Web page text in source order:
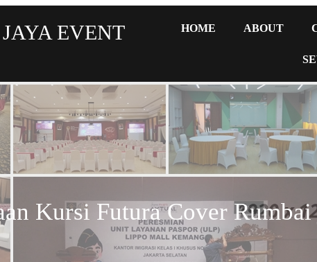
EVENT HOME ABOUT
Kursi Futura Cover